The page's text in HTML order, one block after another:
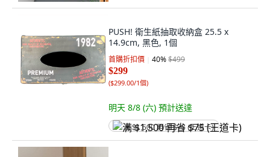
PUSH! 衛生紙抽取收納盒 25.5 x
14.9cm, 黑色, 1個
首購折扣價 40%$499
$299
($299.00/1個)
明天 8/8 (六) 預計送達
满 $1,500 再省 $75 (王道卡)